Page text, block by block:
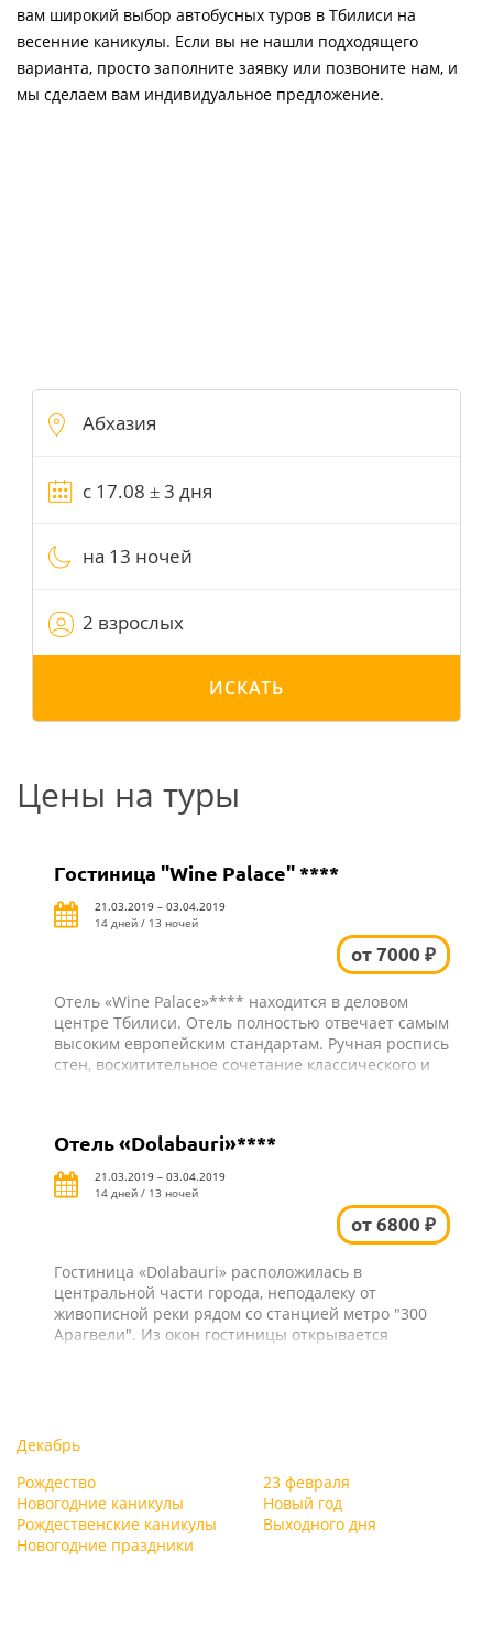
вам широкий выбор автобусных туров в Тбилиси на
весенние каникулы. Если вы не нашли подходящего
варианта, просто заполните заявку или позвоните нам, и
мы сделаем вам индивидуальное предложение.
на 13 ночей
2 взрослых
ИСКАТЬ
Цены на туры
Гостиница "Wine Palace" ****
21.03.2019 – 03.04.2019
14 дней / 13 ночей
от 7000 ₽
Отель «Wine Palace»**** находится в деловом
центре Тбилиси. Отель полностью отвечает самым
высоким европейским стандартам. Ручная роспись
стен, восхитительное сочетание классического и
Отель «Dolabauri»****
21.03.2019 – 03.04.2019
14 дней / 13 ночей
от 6800 ₽
Гостиница «Dolabauri» расположилась в
центральной части города, неподалеку от
живописной реки рядом со станцией метро "300
Арагвели". Из окон гостиницы открывается
каменными дорожками, знаменитый Меидан, Мост
Мира, Площадь Европы, Храмы, Музеи и много
других интересных мест.
Декабрь
Рождество
23 февраля
Новогодние каникулы
Новый год
Рождественские каникулы
Выходного дня
Новогодние праздники